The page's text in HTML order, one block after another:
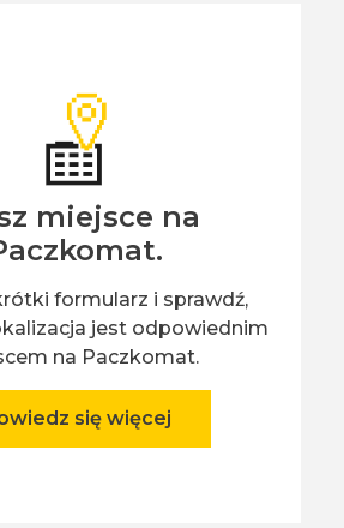
miejsce na
formularz i sprawdź,
jest odpowiednim
na Paczkomat.
się więcej